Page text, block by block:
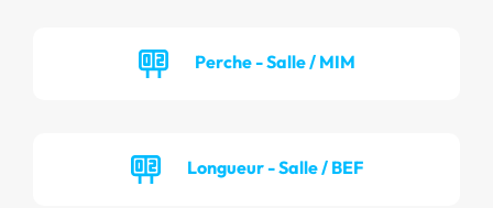
Perche - Salle / MIM
Longueur - Salle / BEF